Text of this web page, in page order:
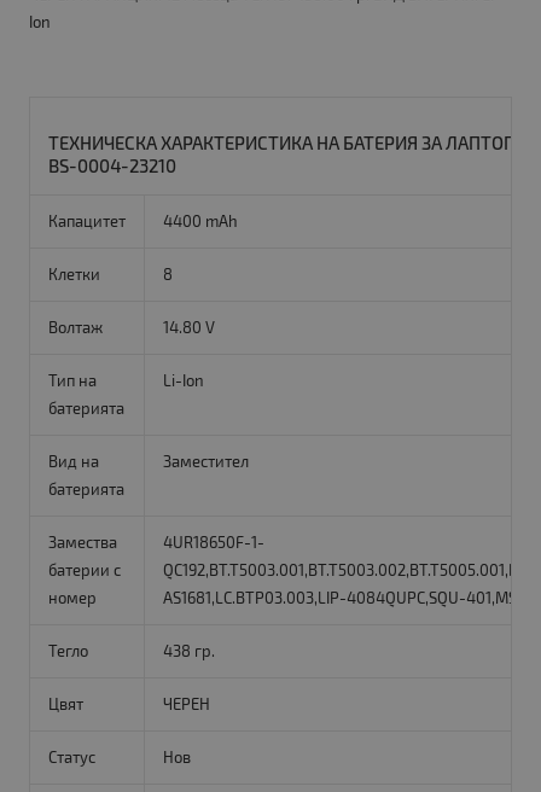
Ion
ТЕХНИЧЕСКА ХАРАКТЕРИСТИКА НА БАТЕРИЯ ЗА ЛАПТОП
BS-0004-23210
Капацитет 4400 mAh
Клетки 8
Волтаж 14.80 V
Тип на
батерията
Li-Ion
Вид на
батерията
Заместител
Замества
батерии с
номер
4UR18650F-1-
AS1681,LC.BTP03.003,LIP-4084QUPC,SQU-
Тегло 438 гр.
Цвят ЧЕРЕН
Статус Нов